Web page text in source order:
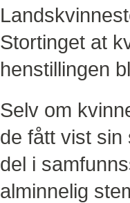
Stortinget at
henstillingen
Selv om
de fått vist sin
del i
alminnelig